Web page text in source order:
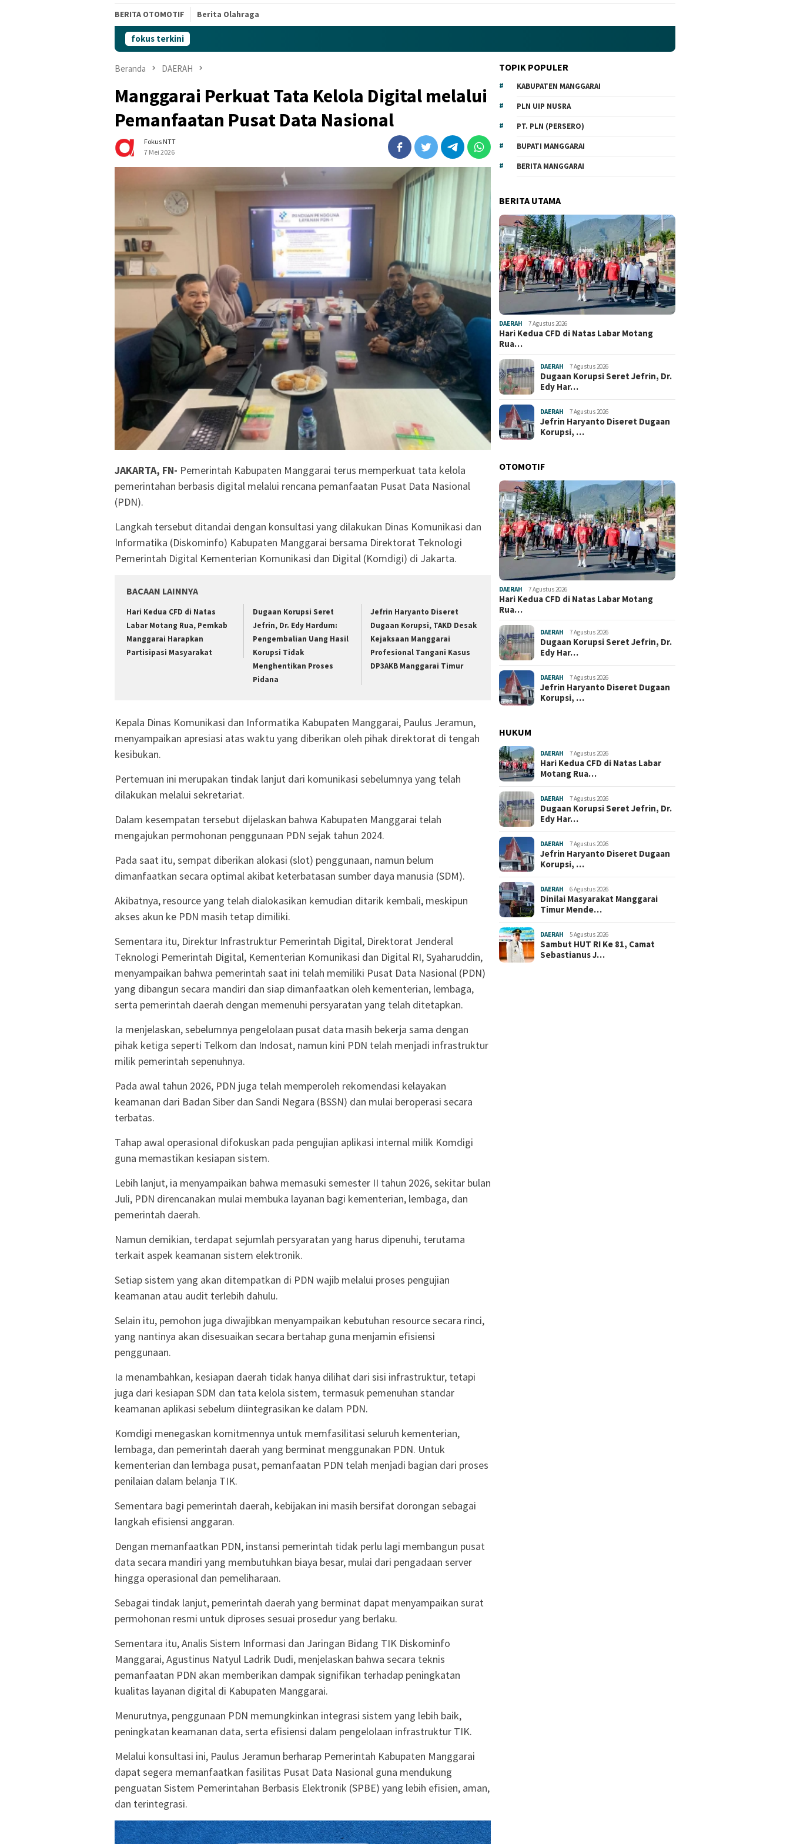
BERITA OTOMOTIF Berita Olahraga
fokus terkini
Beranda DAERAH
Manggarai Perkuat Tata Kelola Digital melalui
Pemanfaatan Pusat Data Nasional
Fokus NTT
7 Mei 2026
JAKARTA, FN- Pemerintah Kabupaten Manggarai terus memperkuat tata kelola
pemerintahan berbasis digital melalui rencana pemanfaatan Pusat Data Nasional
(PDN).
Langkah tersebut ditandai dengan konsultasi yang dilakukan Dinas Komunikasi dan
Informatika (Diskominfo) Kabupaten Manggarai bersama Direktorat Teknologi
Pemerintah Digital Kementerian Komunikasi dan Digital (Komdigi) di Jakarta.
BACAAN LAINNYA
Hari Kedua CFD di Natas
Labar Motang Rua, Pemkab
Manggarai Harapkan
Partisipasi Masyarakat
Dugaan Korupsi Seret
Jefrin, Dr. Edy Hardum:
Pengembalian Uang Hasil
Korupsi Tidak
Menghentikan Proses
Pidana
Jefrin Haryanto Diseret
Dugaan Korupsi, TAKD Desak
Kejaksaan Manggarai
Profesional Tangani Kasus
DP3AKB Manggarai Timur
Kepala Dinas Komunikasi dan Informatika Kabupaten Manggarai, Paulus Jeramun,
menyampaikan apresiasi atas waktu yang diberikan oleh pihak direktorat di tengah
kesibukan.
Pertemuan ini merupakan tindak lanjut dari komunikasi sebelumnya yang telah
dilakukan melalui sekretariat.
Dalam kesempatan tersebut dijelaskan bahwa Kabupaten Manggarai telah
mengajukan permohonan penggunaan PDN sejak tahun 2024.
Pada saat itu, sempat diberikan alokasi (slot) penggunaan, namun belum
dimanfaatkan secara optimal akibat keterbatasan sumber daya manusia (SDM).
Akibatnya, resource yang telah dialokasikan kemudian ditarik kembali, meskipun
akses akun ke PDN masih tetap dimiliki.
Sementara itu, Direktur Infrastruktur Pemerintah Digital, Direktorat Jenderal
Teknologi Pemerintah Digital, Kementerian Komunikasi dan Digital RI, Syaharuddin,
menyampaikan bahwa pemerintah saat ini telah memiliki Pusat Data Nasional (PDN)
yang dibangun secara mandiri dan siap dimanfaatkan oleh kementerian, lembaga,
serta pemerintah daerah dengan memenuhi persyaratan yang telah ditetapkan.
Ia menjelaskan, sebelumnya pengelolaan pusat data masih bekerja sama dengan
pihak ketiga seperti Telkom dan Indosat, namun kini PDN telah menjadi infrastruktur
milik pemerintah sepenuhnya.
Pada awal tahun 2026, PDN juga telah memperoleh rekomendasi kelayakan
keamanan dari Badan Siber dan Sandi Negara (BSSN) dan mulai beroperasi secara
terbatas.
Tahap awal operasional difokuskan pada pengujian aplikasi internal milik Komdigi
guna memastikan kesiapan sistem.
Lebih lanjut, ia menyampaikan bahwa memasuki semester II tahun 2026, sekitar bulan
Juli, PDN direncanakan mulai membuka layanan bagi kementerian, lembaga, dan
pemerintah daerah.
Namun demikian, terdapat sejumlah persyaratan yang harus dipenuhi, terutama
terkait aspek keamanan sistem elektronik.
Setiap sistem yang akan ditempatkan di PDN wajib melalui proses pengujian
keamanan atau audit terlebih dahulu.
Selain itu, pemohon juga diwajibkan menyampaikan kebutuhan resource secara rinci,
yang nantinya akan disesuaikan secara bertahap guna menjamin efisiensi
penggunaan.
Ia menambahkan, kesiapan daerah tidak hanya dilihat dari sisi infrastruktur, tetapi
juga dari kesiapan SDM dan tata kelola sistem, termasuk pemenuhan standar
keamanan aplikasi sebelum diintegrasikan ke dalam PDN.
Komdigi menegaskan komitmennya untuk memfasilitasi seluruh kementerian,
lembaga, dan pemerintah daerah yang berminat menggunakan PDN. Untuk
kementerian dan lembaga pusat, pemanfaatan PDN telah menjadi bagian dari proses
penilaian dalam belanja TIK.
Sementara bagi pemerintah daerah, kebijakan ini masih bersifat dorongan sebagai
langkah efisiensi anggaran.
Dengan memanfaatkan PDN, instansi pemerintah tidak perlu lagi membangun pusat
data secara mandiri yang membutuhkan biaya besar, mulai dari pengadaan server
hingga operasional dan pemeliharaan.
Sebagai tindak lanjut, pemerintah daerah yang berminat dapat menyampaikan surat
permohonan resmi untuk diproses sesuai prosedur yang berlaku.
Sementara itu, Analis Sistem Informasi dan Jaringan Bidang TIK Diskominfo
Manggarai, Agustinus Natyul Ladrik Dudi, menjelaskan bahwa secara teknis
pemanfaatan PDN akan memberikan dampak signifikan terhadap peningkatan
kualitas layanan digital di Kabupaten Manggarai.
Menurutnya, penggunaan PDN memungkinkan integrasi sistem yang lebih baik,
peningkatan keamanan data, serta efisiensi dalam pengelolaan infrastruktur TIK.
Melalui konsultasi ini, Paulus Jeramun berharap Pemerintah Kabupaten Manggarai
dapat segera memanfaatkan fasilitas Pusat Data Nasional guna mendukung
penguatan Sistem Pemerintahan Berbasis Elektronik (SPBE) yang lebih efisien, aman,
dan terintegrasi.
TOPIK POPULER
KABUPATEN MANGGARAI
PLN UIP NUSRA
PT. PLN (PERSERO)
BUPATI MANGGARAI
BERITA MANGGARAI
BERITA UTAMA
DAERAH 7 Agustus 2026
Hari Kedua CFD di Natas Labar Motang
Rua…
DAERAH 7 Agustus 2026
Dugaan Korupsi Seret Jefrin, Dr.
Edy Har…
DAERAH 7 Agustus 2026
Jefrin Haryanto Diseret Dugaan
Korupsi, …
OTOMOTIF
DAERAH 7 Agustus 2026
Hari Kedua CFD di Natas Labar Motang
Rua…
DAERAH 7 Agustus 2026
Dugaan Korupsi Seret Jefrin, Dr.
Edy Har…
DAERAH 7 Agustus 2026
Jefrin Haryanto Diseret Dugaan
Korupsi, …
HUKUM
DAERAH 7 Agustus 2026
Hari Kedua CFD di Natas Labar
Motang Rua…
DAERAH 7 Agustus 2026
Dugaan Korupsi Seret Jefrin, Dr.
Edy Har…
DAERAH 7 Agustus 2026
Jefrin Haryanto Diseret Dugaan
Korupsi, …
DAERAH 6 Agustus 2026
Dinilai Masyarakat Manggarai
Timur Mende…
DAERAH 5 Agustus 2026
Sambut HUT RI Ke 81, Camat
Sebastianus J…